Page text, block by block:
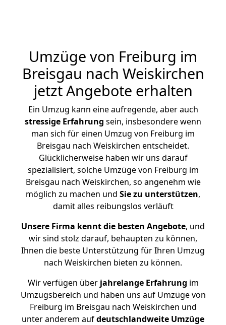
Umzüge von Freiburg im
Breisgau nach Weiskirchen
jetzt Angebote erhalten
Ein Umzug kann eine aufregende, aber auch
stressige Erfahrung sein, insbesondere wenn
man sich für einen Umzug von Freiburg im
Breisgau nach Weiskirchen entscheidet.
Glücklicherweise haben wir uns darauf
spezialisiert, solche Umzüge von Freiburg im
Breisgau nach Weiskirchen, so angenehm wie
möglich zu machen und Sie zu unterstützen,
damit alles reibungslos verläuft
Unsere Firma kennt die besten Angebote, und
wir sind stolz darauf, behaupten zu können,
Ihnen die beste Unterstützung für Ihren Umzug
nach Weiskirchen bieten zu können.
Wir verfügen überjahrelange Erfahrung im
Umzugsbereich und haben uns auf Umzüge von
Freiburg im Breisgau nach Weiskirchen und
unter anderem aufdeutschlandweite Umzüge